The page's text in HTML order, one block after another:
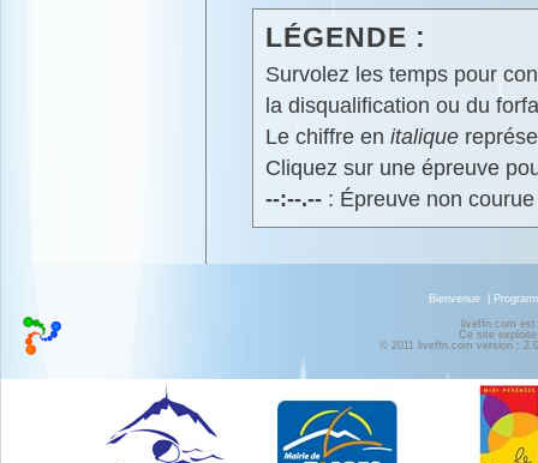
LÉGENDE :
Survolez les temps pour
la disqualification ou du
Le chiffre en italique
Cliquez sur une épreuve
--:--.--: Épreuve non
Bienvenue
liveffn.com
Ce site
© 2011 liveffn.com version :